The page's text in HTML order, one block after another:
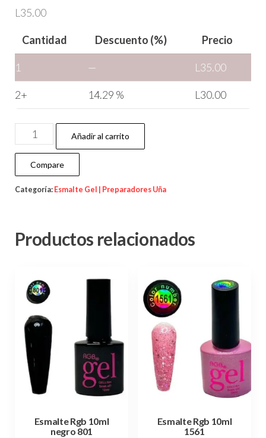
L 35.00
Cantidad Descuento (%) Precio
1 — L 35.00
2+ 14.29 % L 30.00
Añadir al carrito
Compare
Categoría: Esmalte Gel | Preparadores Uña
Productos relacionados
Esmalte Rgb 10ml
negro 801
Esmalte Rgb 10ml
1561